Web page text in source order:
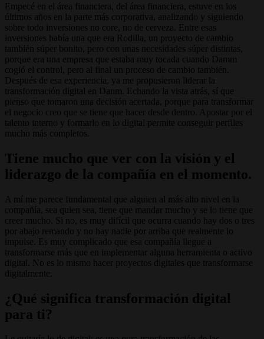
Empecé en el área financiera, del área financiera, estuve en los
últimos años en la parte más corporativa, analizando y siguiendo
sobre todo inversiones no core, no de cerveza. Entre esas
inversiones había una que era Rodilla, un proyecto de cambio
también súper bonito, pero con unas necesidades súper distintas,
porque era una empresa que estaba muy tocada cuando Damm
cogió el control, pero al final un proceso de cambio también.
Después de esa experiencia, ya me propusieron liderar la
transformación digital en Danm. Echando la vista atrás, sí que
pienso que tomaron una decisión acertada, porque para transformar
el negocio creo que se tiene que hacer desde dentro. Apostar por el
talento interno y formarlo en lo digital permite conseguir perfiles
mucho más completos.
Tiene mucho que ver con la visión y el
liderazgo de la compañía en el momento.
A mí me parece fundamental que alguien al más alto nivel en la
compañía, sea quien sea, tiene que mandar mucho y se lo tiene que
creer mucho. Si no, es muy difícil que ocurra cuando hay dos o tres
por abajo remando y no hay nadie por arriba que realmente lo
impulse. Es muy complicado que esa compañía llegue a
transformarse más que en implementar alguna herramienta o activo
digital. No es lo mismo hacer proyectos digitales que transformarse
digitalmente.
¿Qué significa transformación digital
para ti?